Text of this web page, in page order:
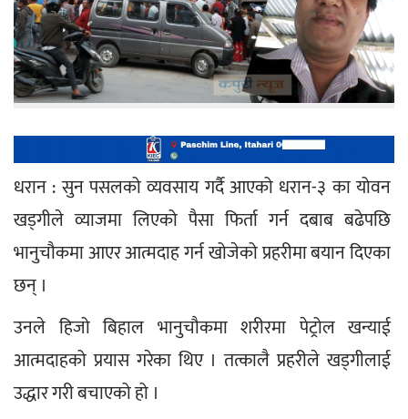
धरान : सुन पसलको व्यवसाय गर्दै आएको धरान-३ का योवन
खड्गीले व्याजमा लिएको पैसा फिर्ता गर्न दबाब बढेपछि
भानुचौकमा आएर आत्मदाह गर्न खोजेको प्रहरीमा बयान दिएका
छन् ।
उनले हिजो बिहाल भानुचौकमा शरीरमा पेट्रोल खन्याई
आत्मदाहको प्रयास गरेका थिए । तत्कालै प्रहरीले खड्गीलाई
उद्धार गरी बचाएको हो ।